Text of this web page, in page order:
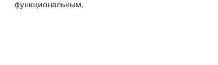
функциональным.